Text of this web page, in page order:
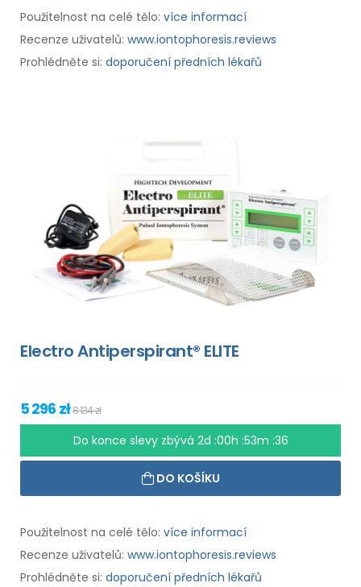
Použitelnost na celé tělo: více informací
Recenze uživatelů: www.iontophoresis.reviews
Prohlédněte si: doporučení předních lékařů
Electro Antiperspirant® ELITE
5 296 zł8 134 zł
Do konce slevy zbývá 2d :00h :53m :35
DO KOŠÍKU
Použitelnost na celé tělo: více informací
Recenze uživatelů: www.iontophoresis.reviews
Prohlédněte si: doporučení předních lékařů